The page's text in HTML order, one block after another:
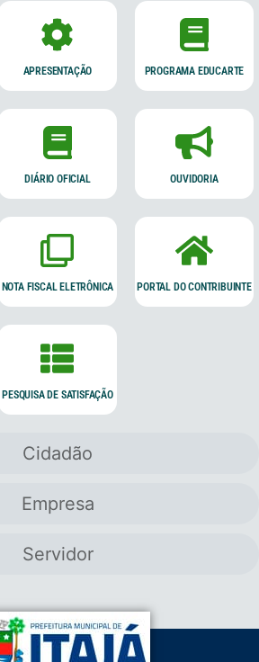
Cidadão
Empresa
Servidor
APRESENTAÇÃO PROGRAMA EDUCARTE
DIÁRIO OFICIAL OUVIDORIA
NOTA FISCAL ELETRÔNICA PORTAL DO CONTRIBUINTE
PESQUISA DE SATISFAÇÃO